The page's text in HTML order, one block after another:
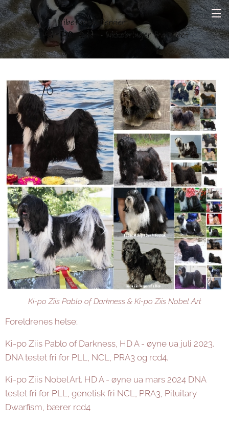
Ki-po Ziis Pablo of Darkness & Ki-po Ziis Nobel Art
Foreldrenes helse;
Ki-po Ziis Pablo of Darkness, HD A - øyne ua juli 2023.
DNA testet fri for PLL, NCL, PRA3 og rcd4.
Ki-po Ziis Nobel Art. HD A - øyne ua mars 2024 DNA
testet fri for PLL, genetisk fri NCL, PRA3, Pituitary
Dwarfism, bærer rcd4